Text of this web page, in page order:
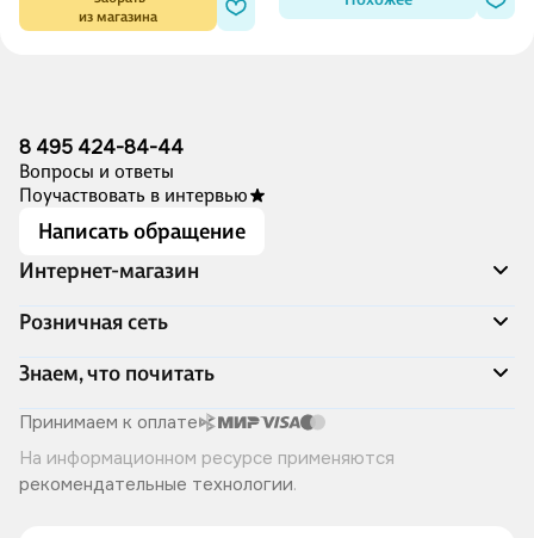
из магазина
8 495 424-84-44
Вопросы и ответы
Поучаствовать в интервью
Написать обращение
Интернет-магазин
Акции
Доставка и оплата
Программа лояльности
Подарочные сертификаты
Правила продажи
Политика конфиденциальности
Розничная сеть
Адреса магазинов
Книжный Дозор
О компании
Читай-город для бизнеса
Хотите у нас работать?
Знаем, что почитать
Скоро в продаже
Лучшие из лучших
Читай-журнал
Принимаем к оплате
На информационном ресурсе применяются
рекомендательные технологии.